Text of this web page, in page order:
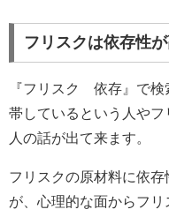
フリスクは依存性が
『フリスク 依存』で検
帯しているという人や
人の話が出て来ます。
フリスクの原材料に依
が、心理的な面からフ